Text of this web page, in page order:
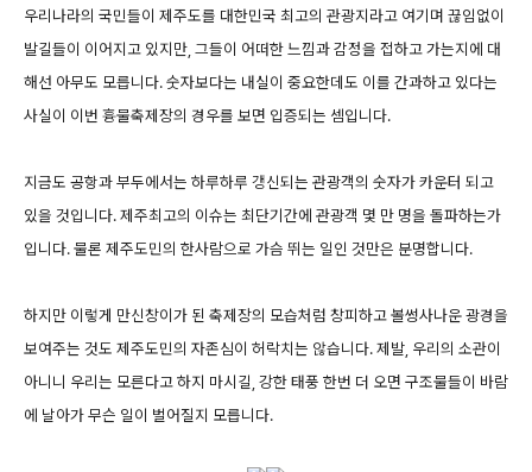
우리나라의 국민들이 제주도를 대한민국 최고의 관광지라고 여기며 끊임없이
발길들이 이어지고 있지만, 그들이 어떠한 느낌과 감정을 접하고 가는지에 대
해선 아무도 모릅니다. 숫자보다는 내실이 중요한데도 이를 간과하고 있다는
사실이 이번 흉물축제장의 경우를 보면 입증되는 셈입니다.
지금도 공항과 부두에서는 하루하루 갱신되는 관광객의 숫자가 카운터 되고
있을 것입니다. 제주최고의 이슈는 최단기간에 관광객 몇 만 명을 돌파하는가
입니다. 물론 제주도민의 한사람으로 가슴 뛰는 일인 것만은 분명합니다.
하지만 이렇게 만신창이가 된 축제장의 모습처럼 창피하고 볼썽사나운 광경을
보여주는 것도 제주도민의 자존심이 허락치는 않습니다. 제발, 우리의 소관이
아니니 우리는 모른다고 하지 마시길, 강한 태풍 한번 더 오면 구조물들이 바람
에 날아가 무슨 일이 벌어질지 모릅니다.